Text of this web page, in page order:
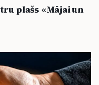
plašs «Mājai un